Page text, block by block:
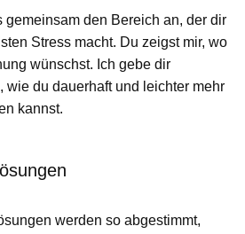
gemeinsam den Bereich an, der dir
Stress macht. Du zeigst mir, wo
wünschst. Ich gebe dir
wie du dauerhaft und leichter mehr
kannst.
werden so abgestimmt,